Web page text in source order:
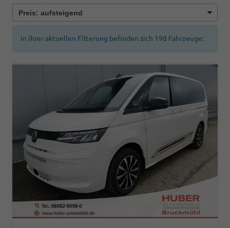
In Ihrer aktuellen Filterung befinden sich 198 Fahrzeuge: